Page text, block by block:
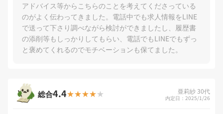
アドバイス等からこちらのことを考えてくださっている
のがよく伝わってきました。電話中でも求人情報をLINE
で送って下さり調べながら検討ができましたし、履歴書
の添削等もしっかりしてもらい、電話でもLINEでもずっ
と褒めてくれるのでモチベーションも保てました。
総合4.4 亜莉紗 30代
内定日：2025/1/26